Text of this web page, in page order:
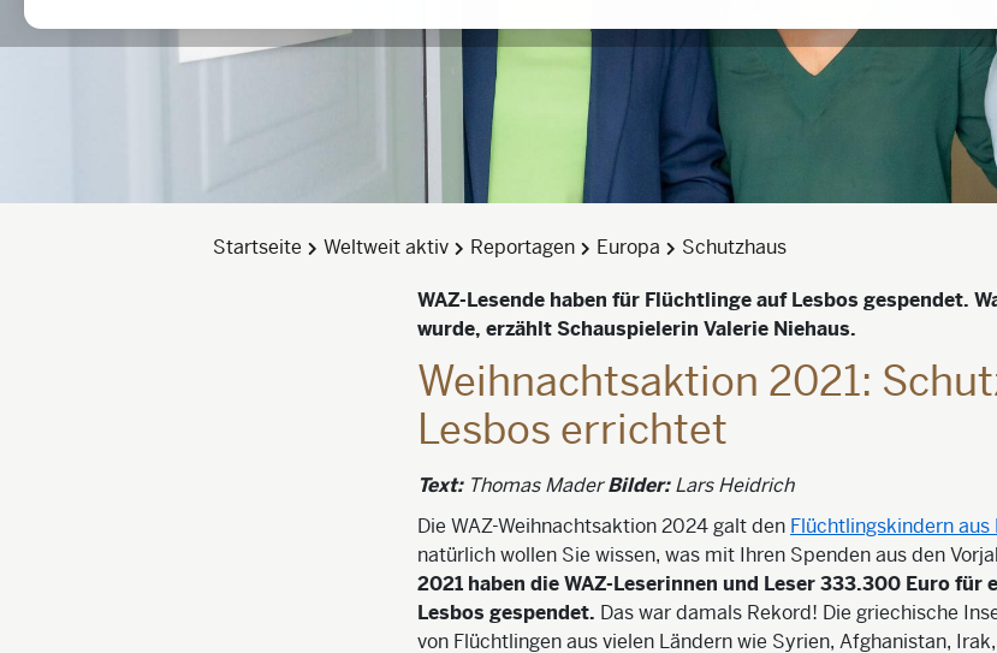
Startseite Weltweit aktiv Reportagen Europa Schutzhaus
WAZ-Lesende haben für Flüchtlinge auf Lesbos gespendet.
wurde, erzählt Schauspielerin Valerie Niehaus.
Weihnachtsaktion 2021:
Lesbos errichtet
Text:Thomas MaderBilder:Lars Heidrich
Die WAZ-Weihnachtsaktion 2024 galt den Flüchtlingskindern aus
natürlich wollen Sie wissen, was mit Ihren Spenden aus den
2021 haben die WAZ-Leserinnen und Leser 333.300 Euro für
Lesbos gespendet. Das war damals Rekord! Die griechische
von Flüchtlingen aus vielen Ländern wie Syrien, Afghanistan,